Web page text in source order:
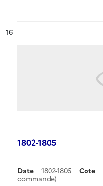
n°
16
1802-1805
Date 1802-1805 Cote
commande)